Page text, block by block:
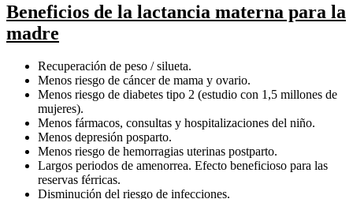
Beneficios de la lactancia materna para la
madre
Recuperación de peso / silueta.
Menos riesgo de cáncer de mama y ovario.
Menos riesgo de diabetes tipo 2 (estudio con 1,5 millones de
mujeres).
Menos fármacos, consultas y hospitalizaciones del niño.
Menos depresión posparto.
Menos riesgo de hemorragias uterinas postparto.
Largos periodos de amenorrea. Efecto beneficioso para las
reservas férricas.
Disminución del riesgo de infecciones.